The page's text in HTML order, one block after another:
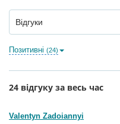
Відгуки
Позитивні (24)
24 відгуку за весь час
Valentyn Zadoiannyi